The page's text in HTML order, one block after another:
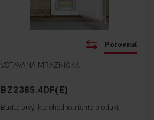
VSTAVANÁ MRAZNIČKA
BZ2385.4DF(E)
Buďte prvý, kto ohodnotí tento produkt
Porovnať